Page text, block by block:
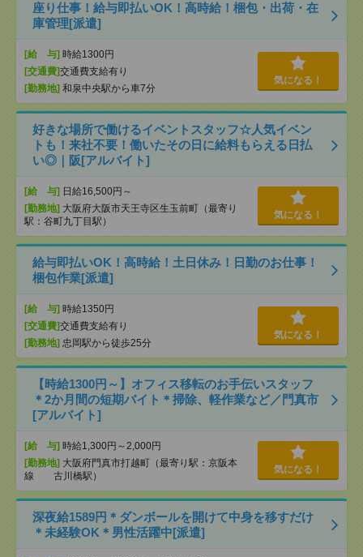
座り仕事！給与即払いOK！高時給！梱包・出荷・在
庫管理[派遣]
[給 与] 時給1300円
[交通費]交通費支給有り
[勤務地] 和泉中央駅から車7分
気になる！
好きな場所で働けるイベントスタッフ☆人気イベン
トも！来社不要！働いたその日に給料もらえる日払
い◎｜阪[アルバイト]
[給 与] 日給16,500円～
[勤務地] 大阪府大阪市天王寺区生玉前町（最寄り
駅：谷町九丁目駅）
気になる！
給与即払いOK！高時給！土日休み！日勤のお仕事！
梱包作業[派遣]
[給 与] 時給1350円
[交通費]交通費支給有り
[勤務地] 忠岡駅から徒歩25分
気になる！
【時給1300円～】オフィス移転のお手伝いスタッフ
＊2か月間の短期バイト＊掃除、軽作業など／門真市
[アルバイト]
[給 与] 時給1,300円～2,000円
[勤務地] 大阪府門真市打越町（最寄り駅：京阪本
線 古川橋駅）
気になる！
深夜給1589円＊ダンボールを開けて中身を移すだけ
＊未経験OK＊男性活躍中[派遣]